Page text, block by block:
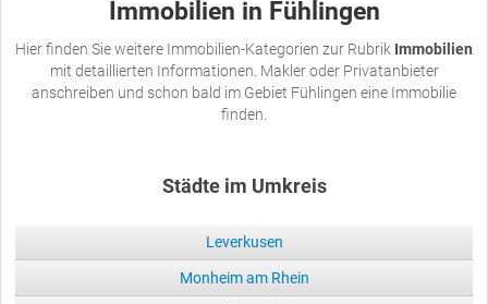
Immobilien in Fühlingen
Hier finden Sie weitere Immobilien-Kategorien zur Rubrik Immobilien
mit detaillierten Informationen. Makler oder Privatanbieter
anschreiben und schon bald im Gebiet Fühlingen eine Immobilie
finden.
Städte im Umkreis
Leverkusen
Monheim am Rhein